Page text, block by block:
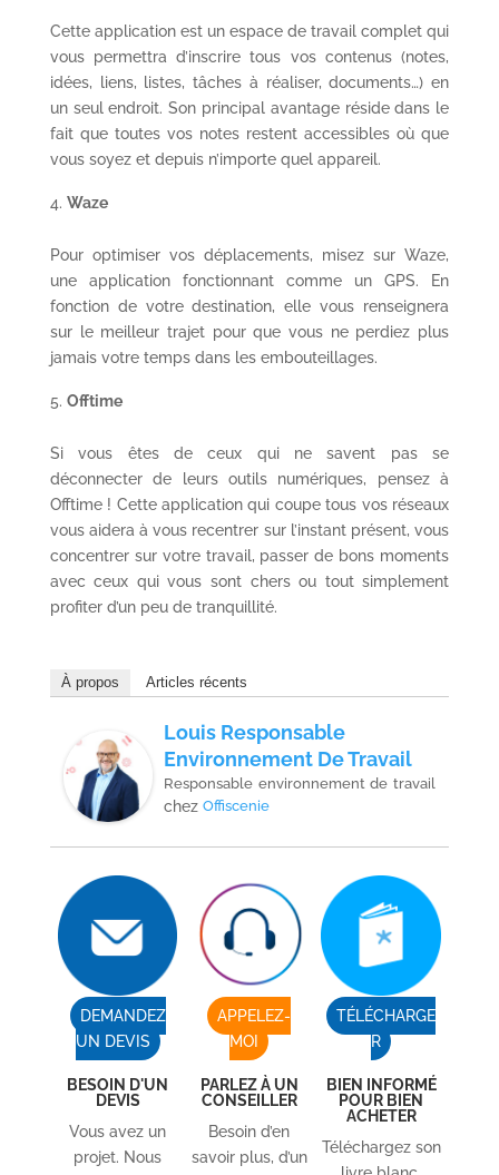
Cette application est un espace de travail complet qui
vous permettra d’inscrire tous vos contenus (notes,
idées, liens, listes, tâches à réaliser, documents…) en
un seul endroit. Son principal avantage réside dans le
fait que toutes vos notes restent accessibles où que
vous soyez et depuis n’importe quel appareil.
Waze
Pour optimiser vos déplacements, misez sur Waze,
une application fonctionnant comme un GPS. En
fonction de votre destination, elle vous renseignera
sur le meilleur trajet pour que vous ne perdiez plus
jamais votre temps dans les embouteillages.
Offtime
Si vous êtes de ceux qui ne savent pas se
déconnecter de leurs outils numériques, pensez à
Offtime ! Cette application qui coupe tous vos réseaux
vous aidera à vous recentrer sur l’instant présent, vous
concentrer sur votre travail, passer de bons moments
avec ceux qui vous sont chers ou tout simplement
profiter d’un peu de tranquillité.
À propos Articles récents
Louis Responsable
Environnement De Travail
Responsable environnement de travail
chez Offiscenie
DEMANDEZ
UN DEVIS
BESOIN D'UN
DEVIS
Vous avez un
projet. Nous
APPELEZ-
MOI
PARLEZ À UN
CONSEILLER
Besoin d’en
savoir plus, d’un
TÉLÉCHARGE
R
BIEN INFORMÉ
POUR BIEN
ACHETER
Téléchargez son